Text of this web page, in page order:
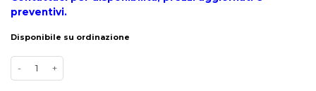
preventivi.
Disponibile su ordinazione